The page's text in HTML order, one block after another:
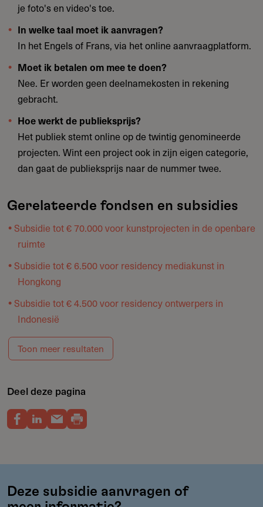
je foto's en video's toe.
In welke taal moet ik aanvragen?
In het Engels of Frans, via het online aanvraagplatform.
Moet ik betalen om mee te doen?
Nee. Er worden geen deelnamekosten in rekening
gebracht.
Hoe werkt de publieksprijs?
Het publiek stemt online op de twintig genomineerde
projecten. Wint een project ook in zijn eigen categorie,
dan gaat de publieksprijs naar de nummer twee.
Gerelateerde fondsen en subsidies
Subsidie tot € 70.000 voor kunstprojecten in de openbare
ruimte
Subsidie tot € 6.500 voor residency mediakunst in
Hongkong
Subsidie tot € 4.500 voor residency ontwerpers in
Indonesië
Toon meer resultaten
Deel deze pagina
Deze subsidie aanvragen of